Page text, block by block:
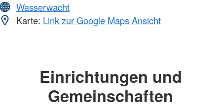
Wasserwacht
Karte: Link zur Google Maps Ansicht
Einrichtungen und
Gemeinschaften